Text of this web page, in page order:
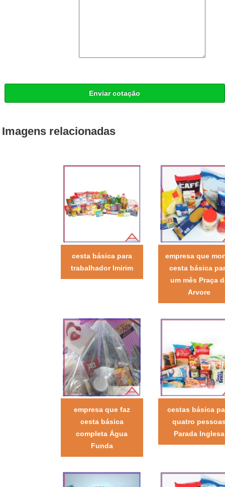
Enviar cotação
Imagens relacionadas
cesta básica para
trabalhador Imirim
empresa que
cesta básica
um mês Praça
Arvore
empresa que faz
cesta básica
completa Água
Funda
cestas básica
quatro
Parada Inglesa